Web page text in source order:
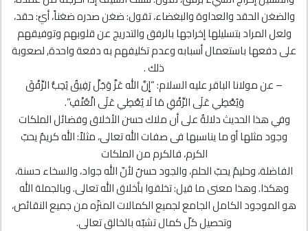
والضغن الحقد والعداوة والبغضاء، تقول: ضغن صدره ضغناً، أيْ: حقد،
ولعل المراد بتسليلها إخراجها بالرفق والتدريج عن قلوبهم وتوفيقهم
على دفعها باستعمال أسبابه وعدم تكليفهم به دفعة واحدة, لصعوبة
ذلك .
– عن مولانا الباقر عليه السلام: “إِنَّ الله عَزَّ وَجَلَّ رَفِيقٌ يُحِبُّ الرِّفْقَ
وَيُعْطِي عَلَى الرِّفْقِ مَا لَا يُعْطِي عَلَى الْعُنْفِ”.
وفي هذا الحديث دلالةٌ على أن ملاك حسن الأخلاق وفضائل الملكات
وجود مثلها أو ما يناسبها فى صفات الله تعالى، مثلاً: الله كريمٌ يحبّ
الكرم، فالكرم من الملكات
الفاضلة، وحليمٌ يحبّ الحلم، والجود حسنٌ لأنّ الله جواد، والسخاء حسنة،
وهكذا. وهذا معنى ما قيل: تخلقوا بأخلاق الله تعالى. وبالجملة الله
هو الموجود الكامل الجامع لجميع الكمالات المنزّه من جميع النقائص،
وتحصيل كلّ كمال تشبّه بالخالق تعالى.